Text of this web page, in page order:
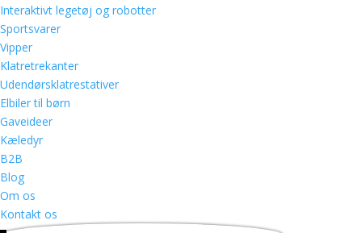
Interaktivt legetøj og robotter
Sportsvarer
Vipper
Klatretrekanter
Udendørsklatrestativer
Elbiler til børn
Gaveideer
Kæledyr
B2B
Blog
Om os
Kontakt os